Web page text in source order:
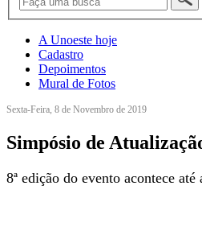
A Unoeste hoje
Cadastro
Depoimentos
Mural de Fotos
Sexta-Feira, 8 de Novembro de 2019
Simpósio de
8ª edição do evento acontece